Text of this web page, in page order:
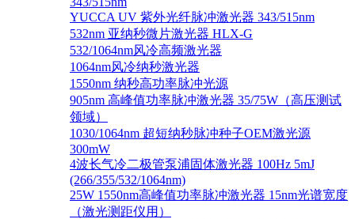
YUCCA UV 紫外光纤脉冲激光器 343/515nm
532nm 亚纳秒微片激光器 HLX-G
532/1064nm风冷高频激光器
1064nm风冷纳秒激光器
1550nm 纳秒高功率脉冲光源
905nm 高峰值功率脉冲激光器 35/75W（高压测试
领域）
1030/1064nm 超短纳秒脉冲种子OEM激光源
300mW
4波长气冷二极管泵浦固体激光器 100Hz 5mJ
(266/355/532/1064nm)
25W 1550nm高峰值功率脉冲激光器 15nm光谱宽度
（激光测距仪用）